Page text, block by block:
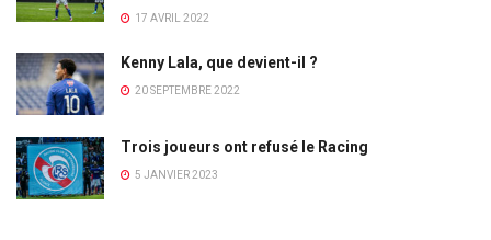
17 AVRIL 2022
Kenny Lala, que devient-il ?
20 SEPTEMBRE 2022
Trois joueurs ont refusé le Racing
5 JANVIER 2023